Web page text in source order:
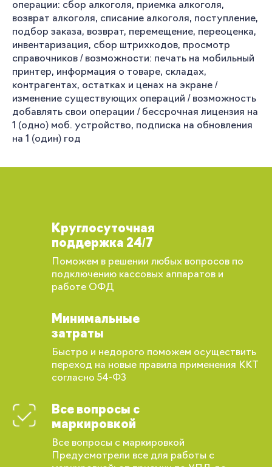
операции: сбор алкоголя, приемка алкоголя,
возврат алкоголя, списание алкоголя, поступление,
подбор заказа, возврат, перемещение, переоценка,
инвентаризация, сбор штрихкодов, просмотр
справочников / возможности: печать на мобильный
принтер, информация о товаре, складах,
контрагентах, остатках и ценах на экране /
изменение существующих операций / возможность
добавлять свои операции / бессрочная лицензия на
1 (одно) моб. устройство, подписка на обновления
на 1 (один) год
Круглосуточная
поддержка 24/7
Поможем в решении любых вопросов по
подключению кассовых аппаратов и
работе ОФД
Минимальные
затраты
Быстро и недорого поможем осуществить
переход на новые правила применения ККТ
согласно 54-ФЗ
Все вопросы с
маркировкой
Все вопросы с маркировкой
Предусмотрели все для работы с
Вы сможете отслеживать статус своих